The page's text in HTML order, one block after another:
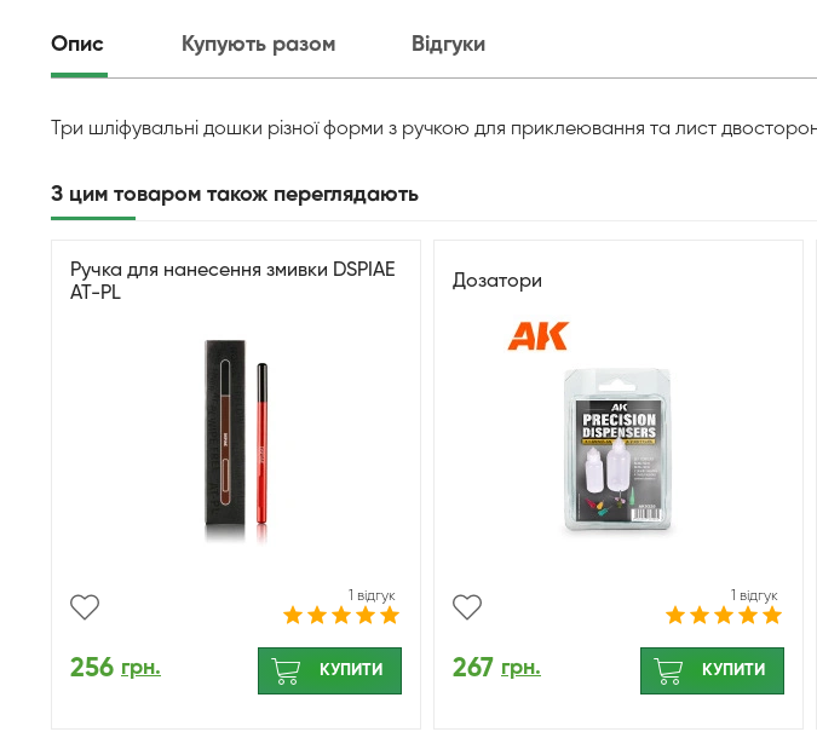
Опис Купують разом Відгуки
Три шліфувальні дошки різної форми з ручкою для приклеювання та лист
З цим товаром також переглядають
Ручка для нанесення змивки DSPIAE
AT-PL
1 відгук
256 грн. КУПИТИ
Дозатори
1 відгук
267 грн. КУПИТИ